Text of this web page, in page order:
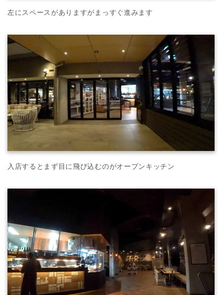
左にスペースがありますがまっすぐ進みます
入店するとまず目に飛び込むのがオープンキッチン